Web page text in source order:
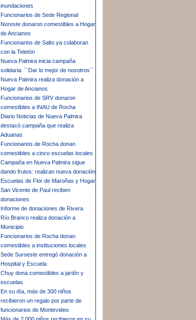
inundaciones
Funcionarios de Sede Regional
Noreste donaron comestibles a Hogar
de Ancianos
Funcionarios de Salto ya colaboran
con la Teletón
Nueva Palmira inicia campaña
solidaria: ``Dar lo mejor de nosotros´´
Nueva Palmira realiza donación a
Hogar de Ancianos
Funcionarios de SRV donaron
comestibles a INAU de Rocha
Diario Noticias de Nueva Palmira
destacó campaña que realiza
Aduanas
Funcionarios de Rocha donan
comestibles a cinco escuelas locales
Campaña en Nueva Palmira sigue
dando frutos: realizan nueva donación
Escuelas de Flor de Maroñas y Hogar
San Vicente de Paul reciben
donaciones
Informe de donaciones de Rivera
Río Branco realiza donación a
Municipio
Funcionarios de Rocha donan
comestibles a instituciones locales
Sede Suroeste entregó donación a
Hospital y Escuela
Chuy dona comestibles a jardín y
escuelas
En su día, más de 300 niños
recibieron un regalo por parte de
funcionarios de Montevideo